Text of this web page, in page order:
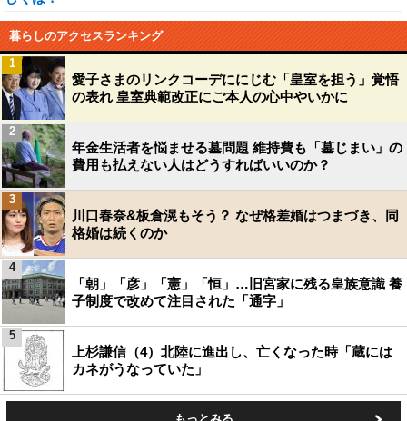
暮らしのアクセスランキング
愛子さまのリンクコーデににじむ「皇室を担う」覚悟
の表れ 皇室典範改正にご本人の心中やいかに
1
年金生活者を悩ませる墓問題 維持費も「墓じまい」の
費用も払えない人はどうすればいいのか？
2
川口春奈&板倉滉もそう？ なぜ格差婚はつまづき、同
格婚は続くのか
3
「朝」「彦」「憲」「恒」…旧宮家に残る皇族意識 養
子制度で改めて注目された「通字」
4
上杉謙信（4）北陸に進出し、亡くなった時「蔵には
カネがうなっていた」
5